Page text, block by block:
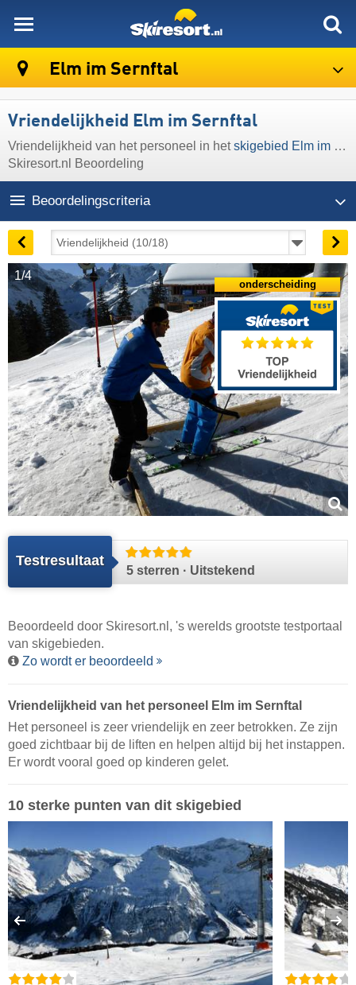
Elm im Sernftal
Vriendelijkheid Elm im Sernftal
Vriendelijkheid van het personeel in hetskigebied Elm im Sernftal
Skiresort.nl Beoordeling
Beoordelingscriteria
1/4
Testresultaat
5 sterren · Uitstekend
onderscheiding
Beoordeeld door Skiresort.nl , 's werelds grootste testportaal
van skigebieden.
Zo wordt er beoordeeld
Vriendelijkheid van het personeel Elm im Sernftal
Het personeel is zeer vriendelijk en zeer betrokken. Ze zijn
goed zichtbaar bij de liften en helpen altijd bij het instappen.
Er wordt vooral goed op kinderen gelet.
10 sterke punten van dit skigebied